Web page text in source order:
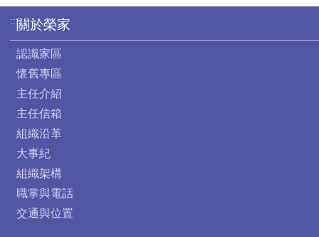
:::關於榮家
認識家區
懷舊專區
主任介紹
主任信箱
組織沿革
大事紀
組織架構
職掌與電話
交通與位置